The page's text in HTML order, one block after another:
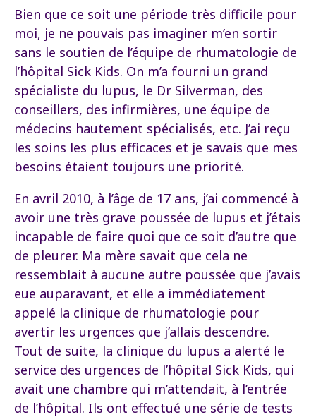
Bien que ce soit une période très difficile pour
moi, je ne pouvais pas imaginer m’en sortir
sans le soutien de l’équipe de rhumatologie de
l’hôpital Sick Kids. On m’a fourni un grand
spécialiste du lupus, le Dr Silverman, des
conseillers, des infirmières, une équipe de
médecins hautement spécialisés, etc. J’ai reçu
les soins les plus efficaces et je savais que mes
besoins étaient toujours une priorité.
En avril 2010, à l’âge de 17 ans, j’ai commencé à
avoir une très grave poussée de lupus et j’étais
incapable de faire quoi que ce soit d’autre que
de pleurer. Ma mère savait que cela ne
ressemblait à aucune autre poussée que j’avais
eue auparavant, et elle a immédiatement
appelé la clinique de rhumatologie pour
avertir les urgences que j’allais descendre.
Tout de suite, la clinique du lupus a alerté le
service des urgences de l’hôpital Sick Kids, qui
avait une chambre qui m’attendait, à l’entrée
de l’hôpital. Ils ont effectué une série de tests